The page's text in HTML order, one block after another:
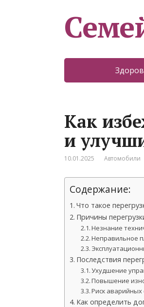
Как
и
10.01.2025 Автомобили
Содержание:
Что такое
Причины
Незнание
Неправильное
Последствия
Ухудшение
Повышение
Риск
Как определить